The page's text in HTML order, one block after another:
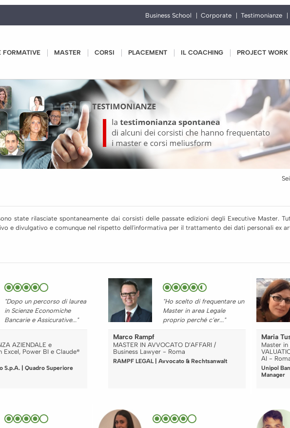
Business School Corporate Testimonianze
FORMATIVE MASTER CORSI PLACEMENT IL COACHING PROJECT WORK
state rilasciate spontaneamente dai corsisti delle passate edizioni degli Executive Master.
e divulgativo e comunque nel rispetto dell'informativa per il trattamento dei dati personali ex
"Dopo un percorso di laurea
in Scienze Economiche
Bancarie e Assicurative..."
AZIENDALE e
Excel, Power BI e Claude®
S.p.A. | Quadro Superiore
"Ho scelto di frequentare un
Master in area Legale
proprio perché c’er..."
Marco Rampf
MASTER IN AVVOCATO D’AFFARI /
Business Lawyer - Roma
RAMPF LEGAL | Avvocato & Rechtsanwalt
Maria
Master in
AI -
Unipol
Manager